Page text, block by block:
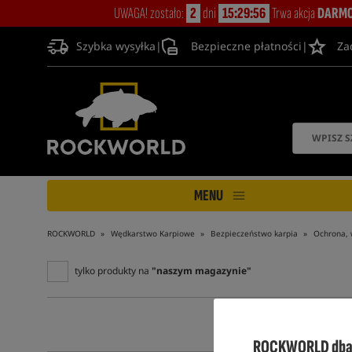
ROCKWORLD
UWAGA! zostało: 2 dni 15:29:56 Trwa akcja
Szybka wysyłka | Bezpieczne płatności |
MENU
ROCKWORLD Wędkarstwo Karpiowe Bezpieczeństwo karpia Ochrona,
tylko produkty na "naszym magazynie"